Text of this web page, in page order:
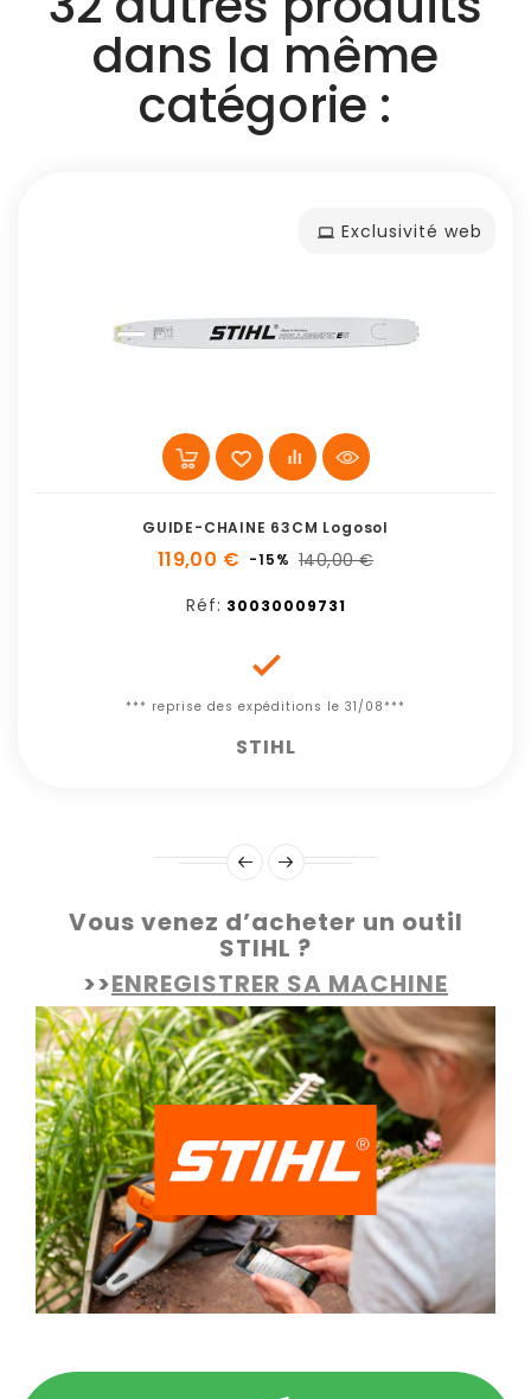
dans la même
catégorie :
Exclusivité web
GUIDE-CHAINE 63CM Logosol
119,00 € -15% 140,00 €
Réf: 30030009731

*** reprise des expéditions le 31/08***
STIHL
Vous venez d’acheter un outil
STIHL ?
>>ENREGISTRER SA MACHINE